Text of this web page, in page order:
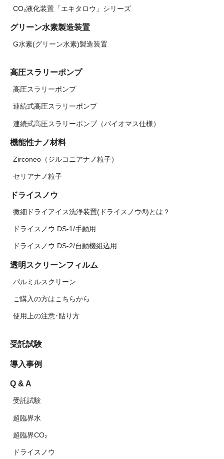
CO₂液化装置「エキタロウ」シリーズ
グリーン水素製造装置
G水素(グリーン水素)製造装置
高圧スラリーポンプ
高圧スラリーポンプ
連続式高圧スラリーポンプ
連続式高圧スラリーポンプ（バイオマス仕様）
機能性ナノ材料
Zirconeo（ジルコニアナノ粒子）
セリアナノ粒子
ドライスノウ
微細ドライアイス洗浄装置(ドライスノウ®)とは？
ドライスノウ DS-1/手動用
ドライスノウ DS-2/自動機組込用
透明スクリーンフィルム
パルミルスクリーン
ご購入の方はこちらから
使用上の注意･貼り方
受託試験
導入事例
Q & A
受託試験
超臨界水
超臨界CO₂
ドライスノウ